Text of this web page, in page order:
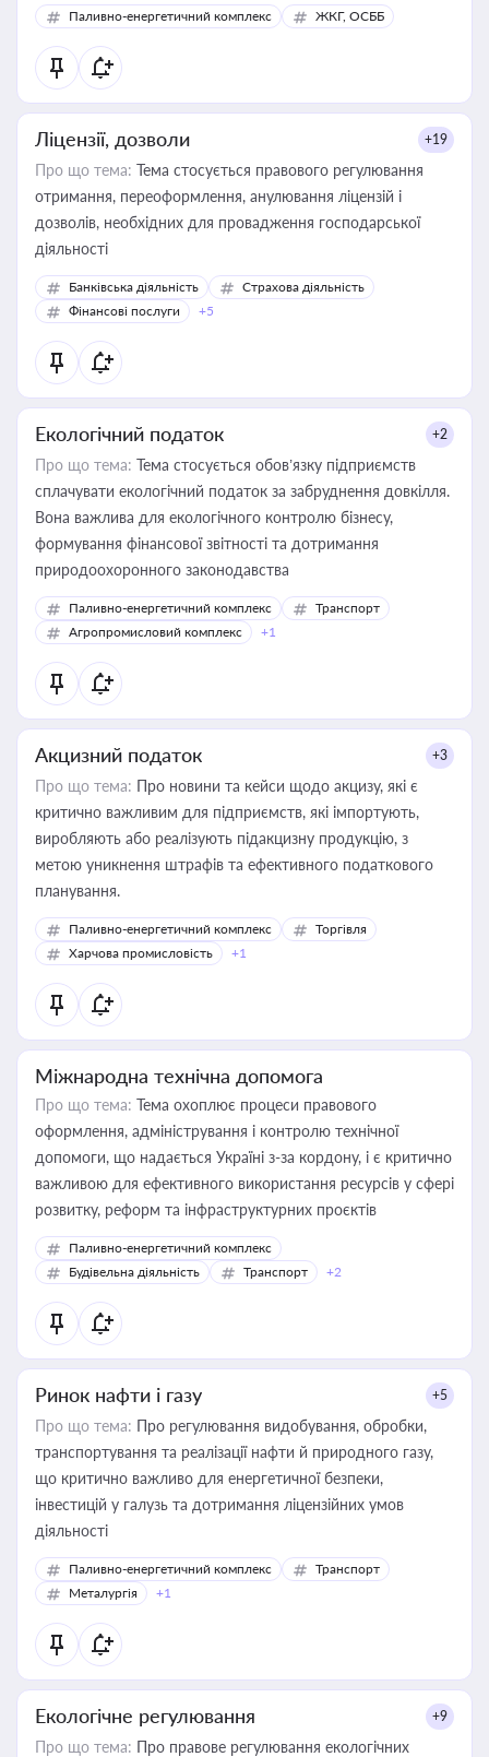
Паливно-енергетичний комплекс ЖКГ, ОСББ
Ліцензії, дозволи +19
Про що тема: Тема стосується правового регулювання
отримання, переоформлення, анулювання ліцензій і
дозволів, необхідних для провадження господарської
діяльності
Банківська діяльність
Страхова діяльність
Фінансові послуги
+5
Екологічний податок +2
Про що тема: Тема стосується обов’язку підприємств
сплачувати екологічний податок за забруднення довкілля.
Вона важлива для екологічного контролю бізнесу,
формування фінансової звітності та дотримання
природоохоронного законодавства
Паливно-енергетичний комплекс
Транспорт
Агропромисловий комплекс
+1
Акцизний податок +3
Про що тема: Про новини та кейси щодо акцизу, які є
критично важливим для підприємств, які імпортують,
виробляють або реалізують підакцизну продукцію, з
метою уникнення штрафів та ефективного податкового
планування.
Паливно-енергетичний комплекс
Торгівля
Харчова промисловість
+1
Міжнародна технічна допомога
Про що тема: Тема охоплює процеси правового
оформлення, адміністрування і контролю технічної
допомоги, що надається Україні з-за кордону, і є критично
важливою для ефективного використання ресурсів у сфері
розвитку, реформ та інфраструктурних проєктів
Паливно-енергетичний комплекс
Будівельна діяльність
Транспорт +2
Ринок нафти і газу +5
Про що тема: Про регулювання видобування, обробки,
транспортування та реалізації нафти й природного газу,
що критично важливо для енергетичної безпеки,
інвестицій у галузь та дотримання ліцензійних умов
діяльності
Паливно-енергетичний комплекс
Транспорт
Металургія
+1
Екологічне регулювання +9
Про що тема: Про правове регулювання екологічних